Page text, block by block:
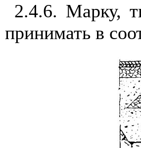
2.4.6. Марку,
принимать в